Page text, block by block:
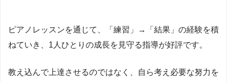
ピアノレッスンを通じて、「練習」→「結果」の経験を積
ねていき、1人ひとりの成長を見守る指導が好評です。
教え込んで上達させるのではなく、自ら考え必要な努力を